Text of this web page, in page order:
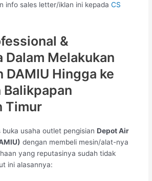
info sales letter/iklan ini kepadaCS
&
Dalam Melakukan
DAMIU Hingga ke
Timur
buka usaha outlet pengisianDepot Air
dengan membeli mesin/alat-nya
yang reputasinya sudah tidak
ini alasannya: